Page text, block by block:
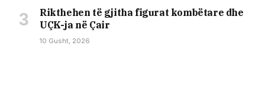
Rikthehen të gjitha figurat kombëtare dhe
UÇK-ja në Çair
10 Gusht, 2026